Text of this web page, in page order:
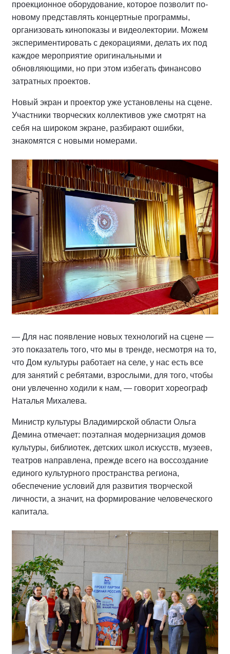
проекционное оборудование, которое позволит по-
новому представлять концертные программы,
организовать кинопоказы и видеолектории. Можем
экспериментировать с декорациями, делать их под
каждое мероприятие оригинальными и
обновляющими, но при этом избегать финансово
затратных проектов.
Новый экран и проектор уже установлены на сцене.
Участники творческих коллективов уже смотрят на
себя на широком экране, разбирают ошибки,
знакомятся с новыми номерами.
— Для нас появление новых технологий на сцене —
это показатель того, что мы в тренде, несмотря на то,
что Дом культуры работает на селе, у нас есть все
для занятий с ребятами, взрослыми, для того, чтобы
они увлеченно ходили к нам, — говорит хореограф
Наталья Михалева.
Министр культуры Владимирской области Ольга
Демина отмечает: поэтапная модернизация домов
культуры, библиотек, детских школ искусств, музеев,
театров направлена, прежде всего на воссоздание
единого культурного пространства региона,
обеспечение условий для развития творческой
личности, а значит, на формирование человеческого
капитала.